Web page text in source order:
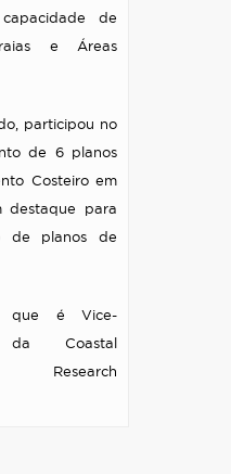
de
e Áreas
participou no
de 6 planos
Costeiro em
destaque para
de planos de
que é Vice-
da Coastal
Research